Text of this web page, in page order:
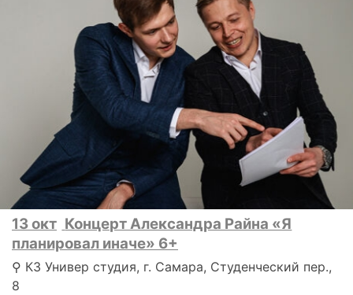
13 окт Концерт Александра Райна «Я
планировал иначе» 6+
⚲ КЗ Универ студия, г. Самара, Студенческий пер.,
8